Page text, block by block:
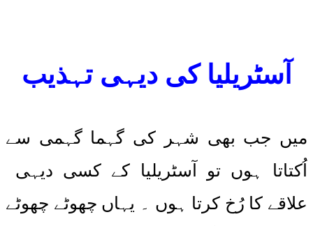
آسٹریلیا کی دیہی تہذیب
میں جب بھی شہر کی گہما گہمی سے
اُکتاتا ہوں تو آسٹریلیا کے کسی دیہی
علاقے کا رُخ کرتا ہوں ۔ یہاں چھوٹے چھوٹے